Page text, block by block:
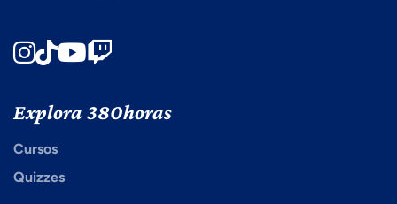
Instagram
TikTokYoutube
Explora 380horas
Cursos
Quizzes